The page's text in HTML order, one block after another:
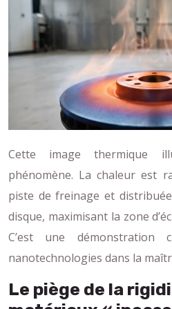
Cette image thermique
phénomène. La chaleur est
piste de freinage et
disque, maximisant la zone
C’est une démonstration
nanotechnologies dans la
Le piège de la